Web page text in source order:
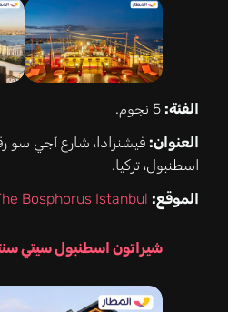
الفئة:
العنوان:
اسطنبول، تركيا.
الموقع: Bosphorus Istanbul
شيراتون اسطنبول سيتي